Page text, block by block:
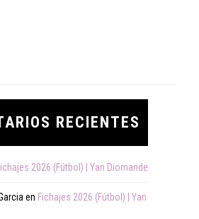
RECIENTES
2026 (Fútbol) | Yan Diomande
en Fichajes 2026 (Fútbol) | Yan